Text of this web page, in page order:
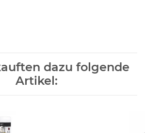
dazu folgende
Artikel: